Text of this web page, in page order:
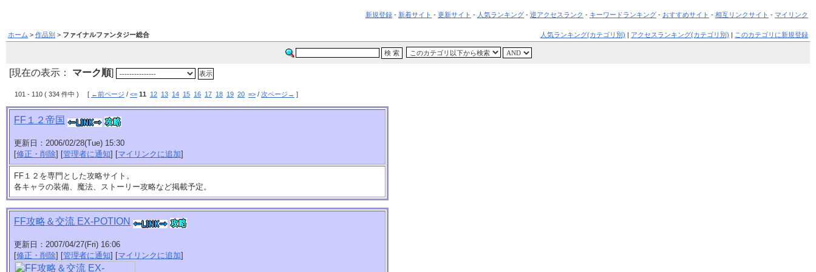
新規登録 - 新着サイト - 更新サイト - 人気ランキング - 逆アクセスランク - キーワードランキング - おすすめサイト - 相互リンクサイト - マイリンク
ホーム > 作品別 > ファイナルファンタジー総合 人気ランキング(カテゴリ別) | アクセスランキング(カテゴリ別) | このカテゴリに新規登録
[現在の表示： マーク順]
101 - 110 ( 334 件中 ) [ ←前ページ / <= 11 12 13 14 15 16 17 18 19 20 => / 次ページ→ ]
FF１２帝国
更新日：2006/02/28(Tue) 15:30
[修正・削除] [管理者に通知] [マイリンクに追加]
FF１２を専門とした攻略サイト。
各キャラの装備、魔法、ストーリー攻略など掲載予定。
FF攻略＆交流 EX-POTION
更新日：2007/04/27(Fri) 16:06
[修正・削除] [管理者に通知] [マイリンクに追加]